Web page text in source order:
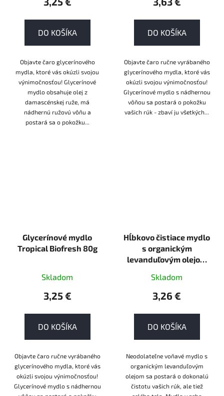
DO KOŠÍKA
Objavte čaro glycerínového
mydla, ktoré vás okúzli svojou
výnimočnosťou! Glycerínové
mydlo obsahuje olej z
damascénskej ruže, má
nádhernú ružovú vôňu a
postará sa o pokožku...
DO KOŠÍKA
Objavte čaro ručne vyrábaného
glycerínového mydla, ktoré vás
okúzli svojou výnimočnosťou!
Glycerínové mydlo s nádhernou
vôňou sa postará o pokožku
vašich rúk - zbaví ju všetkých...
Glycerínové mydlo
Tropical Biofresh 80g
Skladom
3,25 €
DO KOŠÍKA
Objavte čaro ručne vyrábaného
glycerínového mydla, ktoré vás
okúzli svojou výnimočnosťou!
Glycerínové mydlo s nádhernou
Hĺbkovo čistiace mydlo
s organickým
levanduľovým olejom
normálna
Skladom
3,26 €
DO KOŠÍKA
Neodolateľne voňavé mydlo s
organickým levanduľovým
olejom sa postará o dokonalú
čistotu vašich rúk, ale tiež